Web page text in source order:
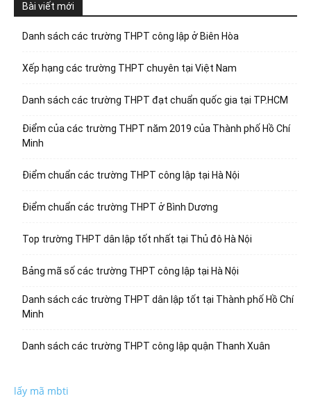
Bài viết mới
Danh sách các trường THPT công lập ở Biên Hòa
Xếp hạng các trường THPT chuyên tại Việt Nam
Danh sách các trường THPT đạt chuẩn quốc gia tại TP.HCM
Điểm của các trường THPT năm 2019 của Thành phố Hồ Chí
Minh
Điểm chuẩn các trường THPT công lập tại Hà Nội
Điểm chuẩn các trường THPT ở Bình Dương
Top trường THPT dân lập tốt nhất tại Thủ đô Hà Nội
Bảng mã số các trường THPT công lập tại Hà Nội
Danh sách các trường THPT dân lập tốt tại Thành phố Hồ Chí
Minh
Danh sách các trường THPT công lập quận Thanh Xuân
lấy mã mbti